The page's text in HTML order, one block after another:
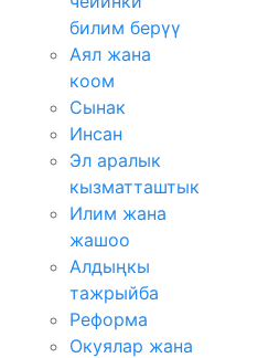
билим берүү
Аял жана
коом
Сынак
Инсан
Эл аралык
кызматташтык
Илим жана
жашоо
Алдыңкы
тажрыйба
Реформа
Окуялар жана